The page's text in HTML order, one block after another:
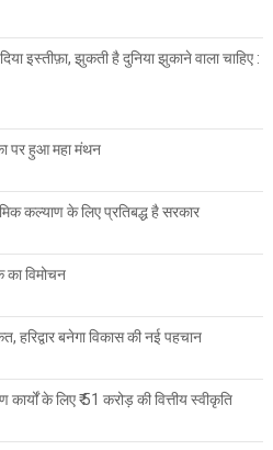
इस्तीफ़ा, झुकती है दुनिया झुकाने वाला चाहिए :
पर हुआ महा मंथन
कल्याण के लिए प्रतिबद्ध है सरकार
का विमोचन
हरिद्वार बनेगा विकास की नई पहचान
के लिए ₹ 51 करोड़ की वित्तीय स्वीकृति